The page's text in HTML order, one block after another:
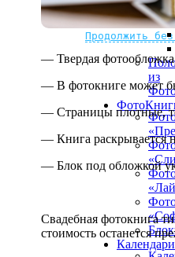
Не нашли Ваш
Мы доставляем
Продолжить
из
Календари
— Твердая
— В фотокниге может
— Страницы плотные,
— Книга раскрывается
— Блок под обложкой
Свадебная фотокнига
стоимость останется